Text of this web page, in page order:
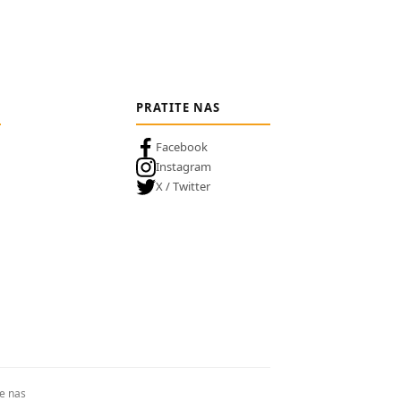
PRATITE NAS
Facebook
Instagram
X / Twitter
nas